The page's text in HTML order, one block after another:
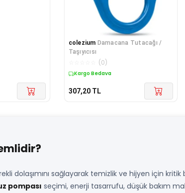
colezium Damacana Tutacağı /
Taşıyıcısı
(0)
Kargo Bedava
307,20 TL
dolaşımını sağlayarak temizlik ve hijyen için
pompası seçimi, enerji tasarrufu, düşük bakım